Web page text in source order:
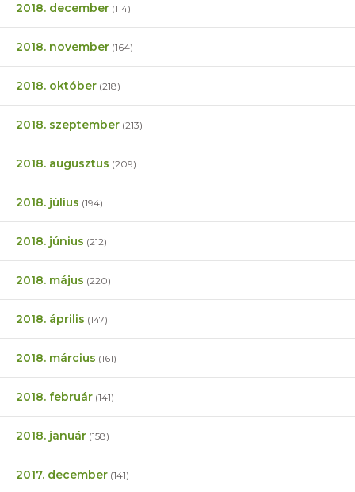
2018. december (114)
2018. november (164)
2018. október (218)
2018. szeptember (213)
2018. augusztus (209)
2018. július (194)
2018. június (212)
2018. május (220)
2018. április (147)
2018. március (161)
2018. február (141)
2018. január (158)
2017. december (141)